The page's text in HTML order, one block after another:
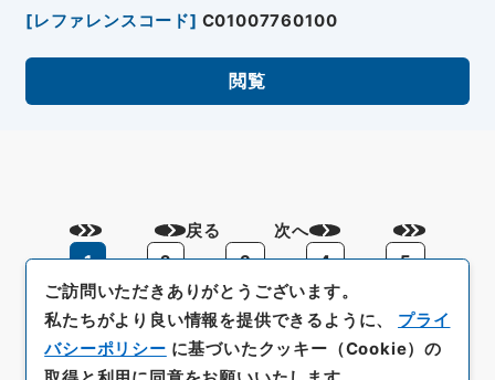
[レファレンスコード] C01007760100
閲覧
戻る
1
2 3 4 5
次へ
ご訪問いただきありがとうございます。
私たちがより良い情報を提供できるように、 プライ
バシーポリシー に基づいたクッキー（Cookie）の